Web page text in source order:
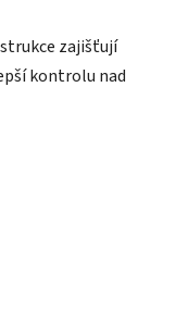
zajišťují
kontrolu nad